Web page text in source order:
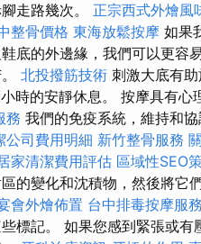
走路幾次。 正宗西式外燴風
整骨價格 東海放鬆按摩 如果
底的外邊緣，我們可以更容
北投撥筋技術 刺激大底有助
時的安靜休息。 按摩具有
務 我們的免疫系統，維持和
公司費用明細 新竹整骨服務
家清潔費用評估 區域性SEO
的變化和沈積物，然後將它
會外燴佈置 台中排毒按摩服務
標記。 如果您感到緊張或